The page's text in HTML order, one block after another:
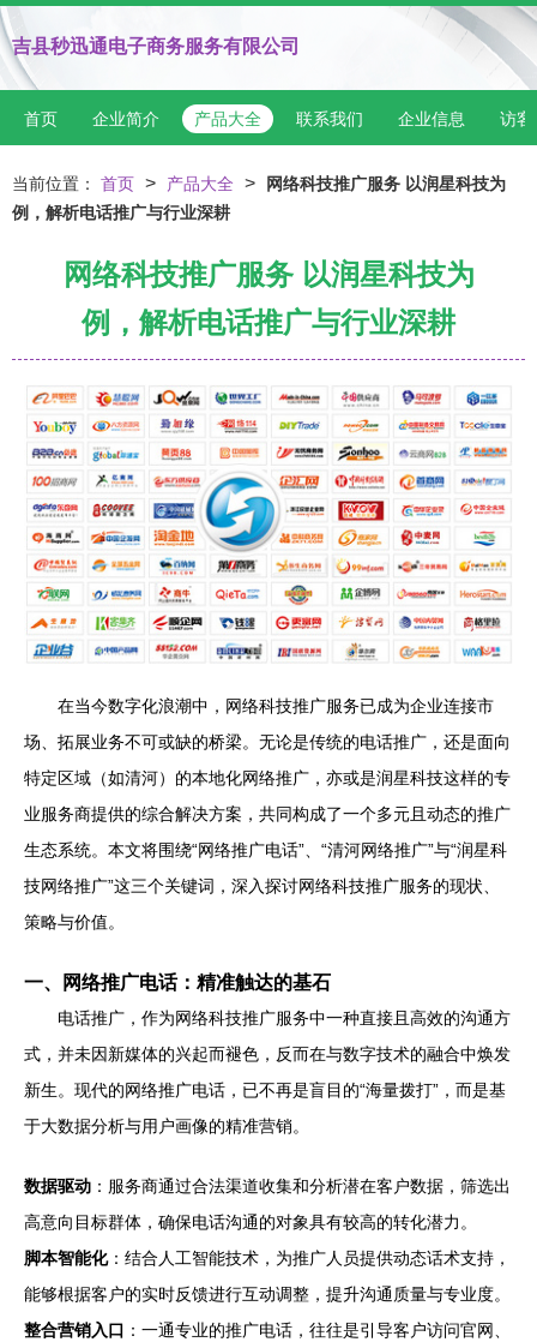
吉县秒迅通电子商务服务有限公司
首页 企业简介 产品大全 联系我们 企业信息 访客
当前位置： 首页 > 产品大全 >
网络科技推广服务 以润星科技为
例，解析电话推广与行业深耕
网络科技推广服务 以润星科技为
例，解析电话推广与行业深耕
在当今数字化浪潮中，网络科技推广服务已成为企业连接市
场、拓展业务不可或缺的桥梁。无论是传统的电话推广，还是面向
特定区域（如清河）的本地化网络推广，亦或是润星科技这样的专
业服务商提供的综合解决方案，共同构成了一个多元且动态的推广
生态系统。本文将围绕“网络推广电话”、“清河网络推广”与“润星科
技网络推广”这三个关键词，深入探讨网络科技推广服务的现状、
策略与价值。
一、网络推广电话：精准触达的基石
电话推广，作为网络科技推广服务中一种直接且高效的沟通方
式，并未因新媒体的兴起而褪色，反而在与数字技术的融合中焕发
新生。现代的网络推广电话，已不再是盲目的“海量拨打”，而是基
于大数据分析与用户画像的精准营销。
数据驱动 ：服务商通过合法渠道收集和分析潜在客户数据，筛选出
高意向目标群体，确保电话沟通的对象具有较高的转化潜力。
脚本智能化：结合人工智能技术，为推广人员提供动态话术支持，
能够根据客户的实时反馈进行互动调整，提升沟通质量与专业度。
整合营销入口 ：一通专业的推广电话，往往是引导客户访问官网、